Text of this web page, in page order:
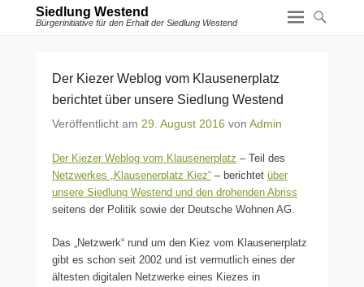
Siedlung Westend
Bürgerinitiative für den Erhalt der Siedlung Westend
Der Kiezer Weblog vom Klausenerplatz
berichtet über unsere Siedlung Westend
Veröffentlicht am 29. August 2016 von Admin
Der Kiezer Weblog vom Klausenerplatz – Teil des
Netzwerkes „Klausenerplatz Kiez“ – berichtet über
unsere Siedlung Westend und den drohenden Abriss
seitens der Politik sowie der Deutsche Wohnen AG.
Das „Netzwerk“ rund um den Kiez vom Klausenerplatz
gibt es schon seit 2002 und ist vermutlich eines der
ältesten digitalen Netzwerke eines Kiezes in